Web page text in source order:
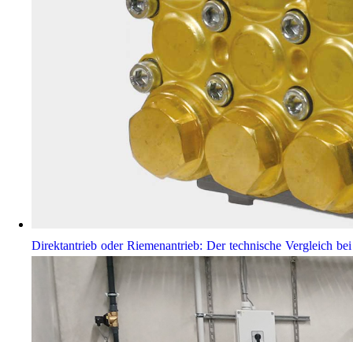
Direktantrieb oder Riemenantrieb: Der technische Vergleich